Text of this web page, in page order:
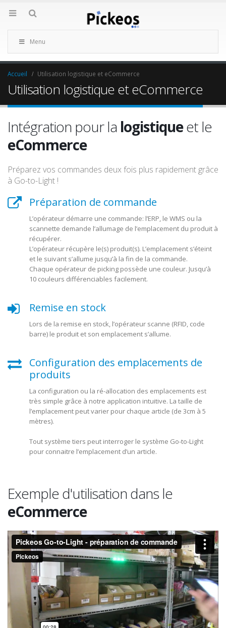
Menu
Accueil Utilisation logistique et eCommerce
Utilisation logistique et eCommerce
Intégration pour la logistiqueet le
eCommerce
Préparez vos commandes deux fois plus rapidement grâce
à Go-to-Light !
Préparation de commande
L’opérateur démarre une commande: l’ERP, le WMS ou la
scannette demande l’allumage de l’emplacement du produit à
récupérer.
L’opérateur récupère le(s) produit(s). L’emplacement s’éteint
et le suivant s’allume jusqu’à la fin de la commande.
Chaque opérateur de picking possède une couleur. Jusqu’à
10 couleurs différenciables facilement.
Remise en stock
Lors de la remise en stock, l’opérateur scanne (RFID, code
barre) le produit et son emplacement s’allume.
Configuration des emplacements de
produits
La configuration ou la ré-allocation des emplacements est
très simple grâce à notre application intuitive. La taille de
l’emplacement peut varier pour chaque article (de 3cm à 5
mètres).
Tout système tiers peut interroger le système Go-to-Light
pour connaitre l’emplacement d’un article.
Exemple d'utilisation dans le
eCommerce